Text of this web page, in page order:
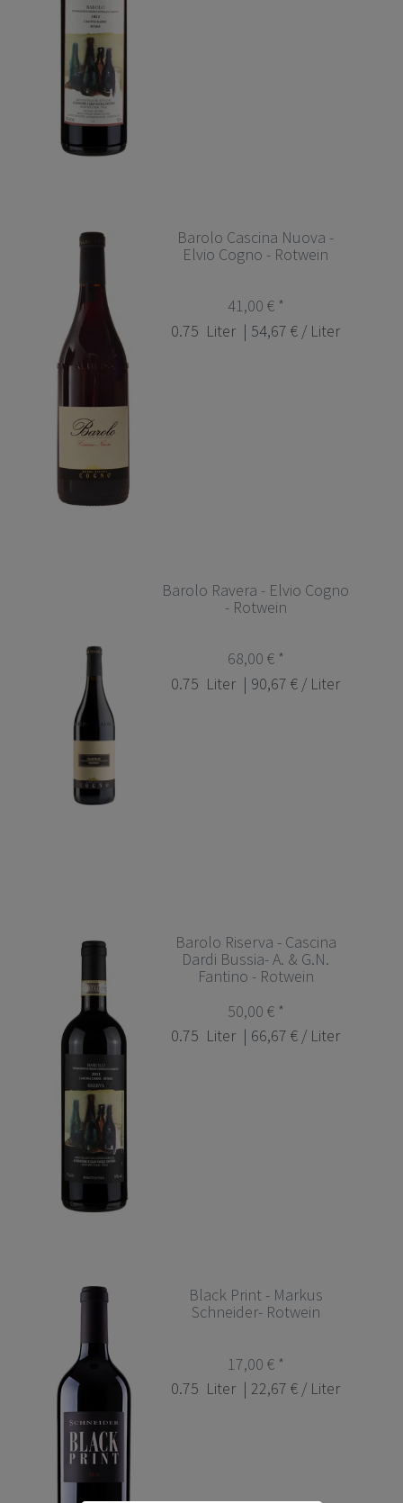
Barolo Cascina Nuova -
Elvio Cogno - Rotwein
41,00 € *
0.75 Liter | 54,67 € / Liter
Barolo Ravera - Elvio Cogno
- Rotwein
68,00 € *
0.75 Liter | 90,67 € / Liter
Barolo Riserva - Cascina
Dardi Bussia- A. & G.N.
Fantino - Rotwein
50,00 € *
0.75 Liter | 66,67 € / Liter
Black Print - Markus
Schneider- Rotwein
17,00 € *
0.75 Liter | 22,67 € / Liter